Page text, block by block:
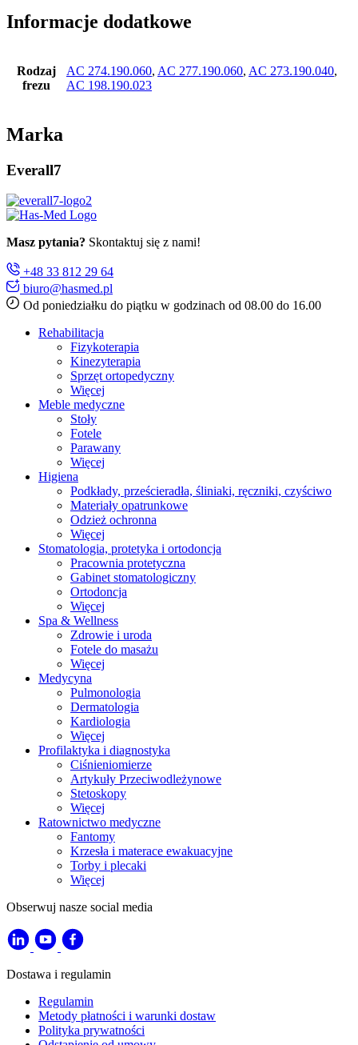
Informacje dodatkowe
Rodzaj
frezu
AC 274.190.060, AC 277.190.060, AC 273.190.040,
AC 198.190.023
Marka
Everall7
Masz pytania? Skontaktuj się z nami!
+48 33 812 29 64
biuro@hasmed.pl
Od poniedziałku do piątku w godzinach od 08.00 do 16.00
Rehabilitacja
Fizykoterapia
Kinezyterapia
Sprzęt ortopedyczny
Więcej
Meble medyczne
Stoły
Fotele
Parawany
Więcej
Higiena
Podkłady, prześcieradła, śliniaki, ręczniki, czyściwo
Materiały opatrunkowe
Odzież ochronna
Więcej
Stomatologia, protetyka i ortodoncja
Pracownia protetyczna
Gabinet stomatologiczny
Ortodoncja
Więcej
Spa & Wellness
Zdrowie i uroda
Fotele do masażu
Więcej
Medycyna
Pulmonologia
Dermatologia
Kardiologia
Więcej
Profilaktyka i diagnostyka
Ciśnieniomierze
Artykuły Przeciwodleżynowe
Stetoskopy
Więcej
Ratownictwo medyczne
Fantomy
Krzesła i materace ewakuacyjne
Torby i plecaki
Więcej
Obserwuj nasze social media
Dostawa i regulamin
Regulamin
Metody płatności i warunki dostaw
Polityka prywatności